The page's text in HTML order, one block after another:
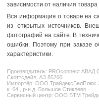
зависимости от наличия
Вся информация о товаре на
из открытых источников.
фотографий на сайте. В
ошибки. Поэтому при заказе
характеристики.
Производитель: PROconnect АВАД
Скоттсдейл, АЗ 85260
Импортёр: ООО ТрайдексБелПлюс
к. 64 , р-н д. Большое Стиклево
Сервисный центр: ООО БТМ